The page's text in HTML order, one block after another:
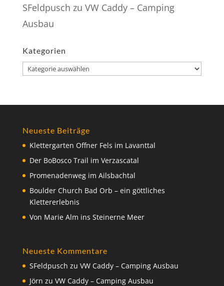
SFeldpusch zu VW Caddy – Camping
Ausbau
Kategorien
Kategorien
Neueste Beiträge
Klettergarten Offner Fels im Lavanttal
Der BoBosco Trail im Verzascatal
Promenadenweg im Ailsbachtal
Boulder Church Bad Orb – ein göttliches
Klettererlebnis
Von Marie Alm ins Steinerne Meer
Neueste Kommentare
SFeldpusch zu VW Caddy – Camping Ausbau
Jörn zu VW Caddy – Camping Ausbau